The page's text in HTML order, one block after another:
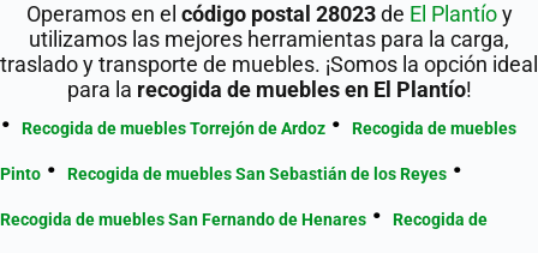
Operamos en el código postal 28023de El Plantíoy
utilizamos las mejores herramientas para la carga,
traslado y transporte de muebles. ¡Somos la opción ideal
para la recogida de muebles en El Plantío!
Recogida de muebles Torrejón de Ardoz Recogida de muebles
Pinto Recogida de muebles San Sebastián de los Reyes
Recogida de muebles San Fernando de Henares Recogida de